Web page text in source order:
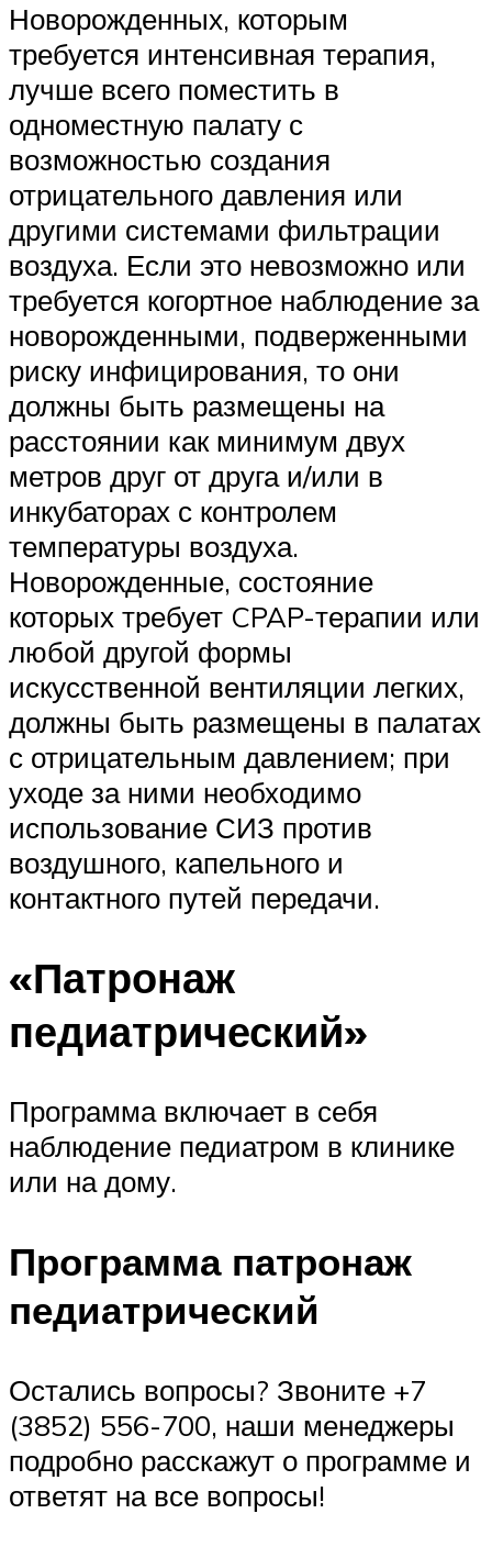
Новорожденных, которым
требуется интенсивная терапия,
лучше всего поместить в
одноместную палату с
возможностью создания
отрицательного давления или
другими системами фильтрации
воздуха. Если это невозможно или
требуется когортное наблюдение за
новорожденными, подверженными
риску инфицирования, то они
должны быть размещены на
расстоянии как минимум двух
метров друг от друга и/или в
инкубаторах с контролем
температуры воздуха.
Новорожденные, состояние
которых требует CPAP-терапии или
любой другой формы
искусственной вентиляции легких,
должны быть размещены в палатах
с отрицательным давлением; при
уходе за ними необходимо
использование СИЗ против
воздушного, капельного и
контактного путей передачи.
«Патронаж
педиатрический»
Программа включает в себя
наблюдение педиатром в клинике
или на дому.
Программа патронаж
педиатрический
Остались вопросы? Звоните +7
(3852) 556-700, наши менеджеры
подробно расскажут о программе и
ответят на все вопросы!